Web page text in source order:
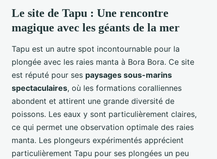
Le site de Tapu : Une rencontre
magique avec les géants de la mer
Tapu est un autre spot incontournable pour la
plongée avec les raies manta à Bora Bora. Ce site
est réputé pour ses paysages sous-marins
spectaculaires, où les formations coralliennes
abondent et attirent une grande diversité de
poissons. Les eaux y sont particulièrement claires,
ce qui permet une observation optimale des raies
manta. Les plongeurs expérimentés apprécient
particulièrement Tapu pour ses plongées un peu